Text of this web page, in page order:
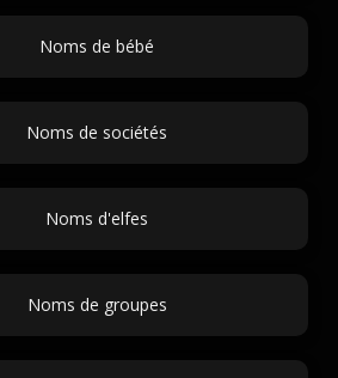
Noms de bébé
Noms de sociétés
Noms d'elfes
Noms de groupes